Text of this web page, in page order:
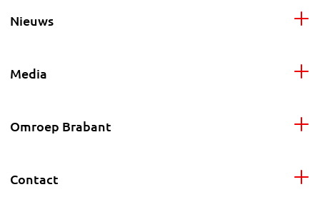
Nieuws
Media
Omroep Brabant
Contact